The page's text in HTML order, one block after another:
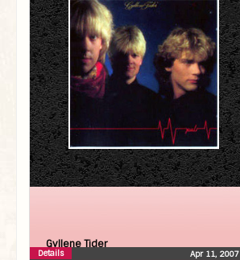
Gyllene Tider
Apr 11, 2007
Details